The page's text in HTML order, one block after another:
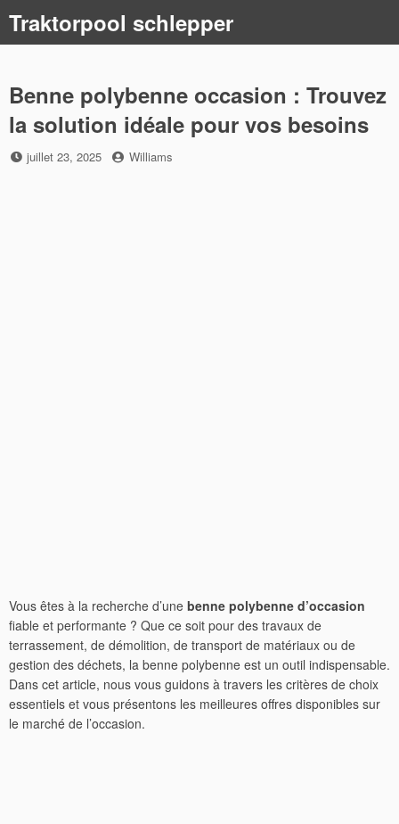
content
Traktorpool schlepper
Benne polybenne occasion : Trouvez
la solution idéale pour vos besoins
Posted
juillet 23, 2025 by
Williams
Vous êtes à la recherche d’une benne polybenne d’occasion
fiable et performante ? Que ce soit pour des travaux de
terrassement, de démolition, de transport de matériaux ou de
gestion des déchets, la benne polybenne est un outil indispensable.
Dans cet article, nous vous guidons à travers les critères de choix
essentiels et vous présentons les meilleures offres disponibles sur
le marché de l’occasion.